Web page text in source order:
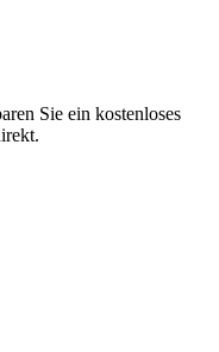
Sie ein kostenloses